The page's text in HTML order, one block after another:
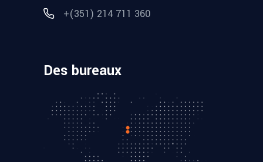
+(351) 214 711 360
Des bureaux